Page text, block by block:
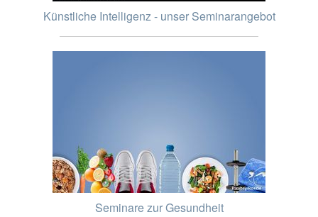
Künstliche Intelligenz - unser Seminarangebot
Seminare zur Gesundheit